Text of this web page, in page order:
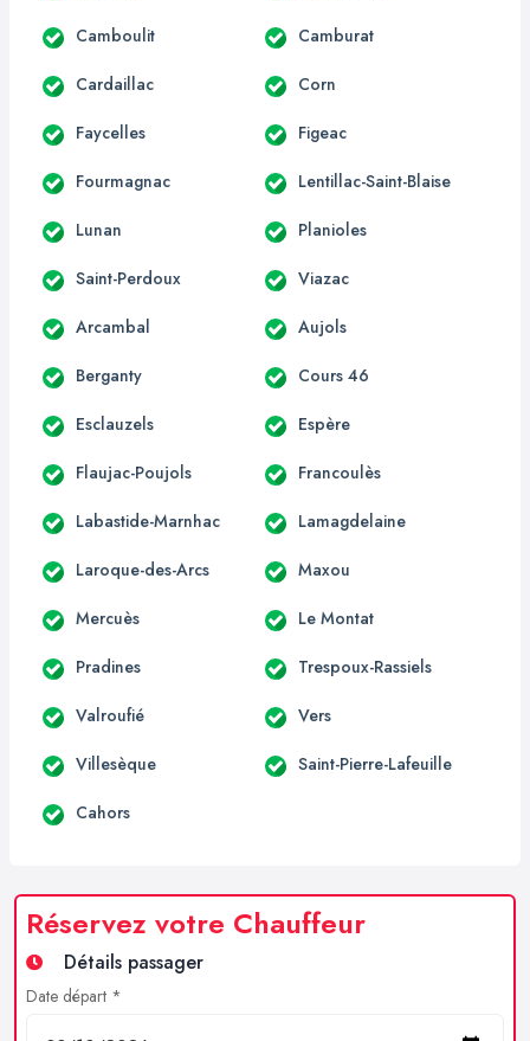
Camboulit Camburat
Cardaillac Corn
Faycelles Figeac
Fourmagnac Lentillac-Saint-Blaise
Lunan Planioles
Saint-Perdoux Viazac
Arcambal Aujols
Berganty Cours 46
Esclauzels Espère
Flaujac-Poujols Francoulès
Labastide-Marnhac Lamagdelaine
Laroque-des-Arcs Maxou
Mercuès Le Montat
Pradines Trespoux-Rassiels
Valroufié Vers
Villesèque Saint-Pierre-Lafeuille
Cahors
Réservez votre Chauffeur
Détails passager
Date départ *